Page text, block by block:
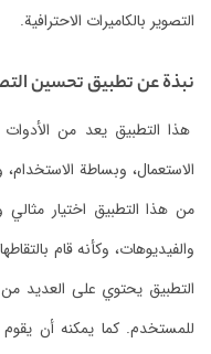
التصوير بالكاميرات الاحترافية.
نبذة عن تطبيق تحسين
هذا التطبيق يعد من
الاستعمال، وبساطة الاستخدام،
من هذا التطبيق اختيار
والفيديوهات، وكأنه قام
التطبيق يحتوي على العديد من
للمستخدم. كما يمكنه أن يقوم